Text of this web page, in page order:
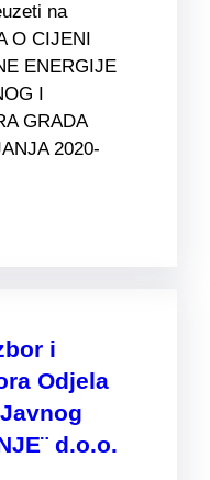
na
O CIJENI
ENERGIJE
I
GRADA
2020-
i
Odjela
d.o.o.